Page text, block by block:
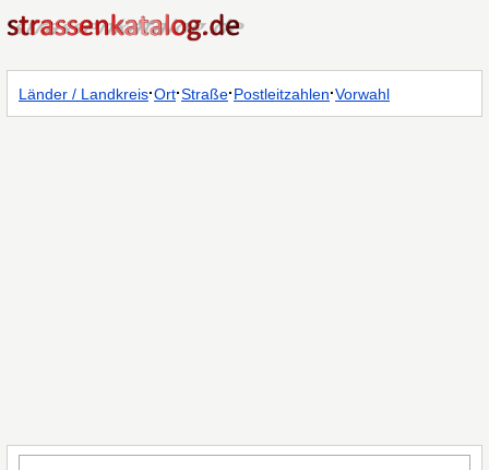
Länder / Landkreis·Ort·Straße·Postleitzahlen·Vorwahl